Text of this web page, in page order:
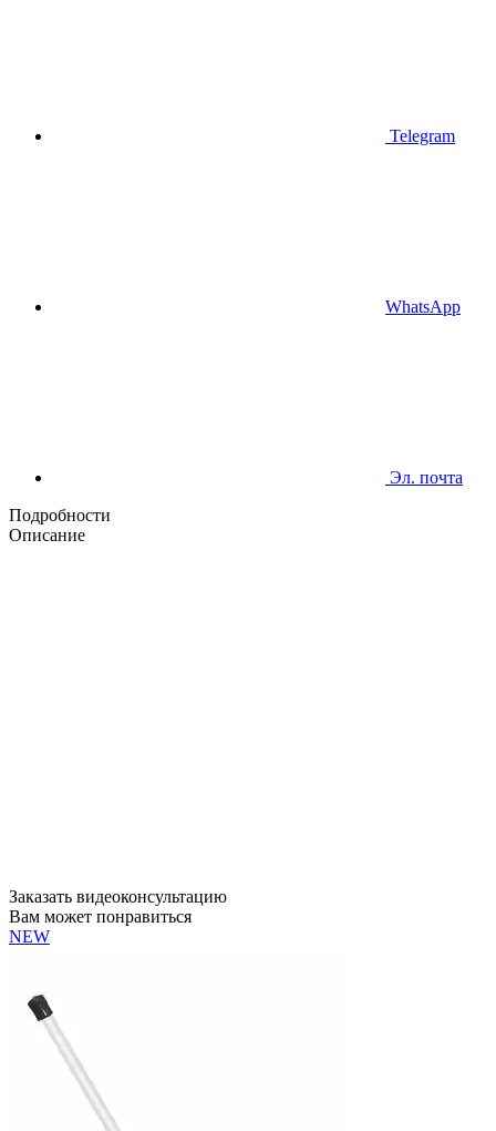
Telegram
WhatsApp
Эл. почта
Подробности
Описание
Заказать видеоконсультацию
Вам может понравиться
NEW